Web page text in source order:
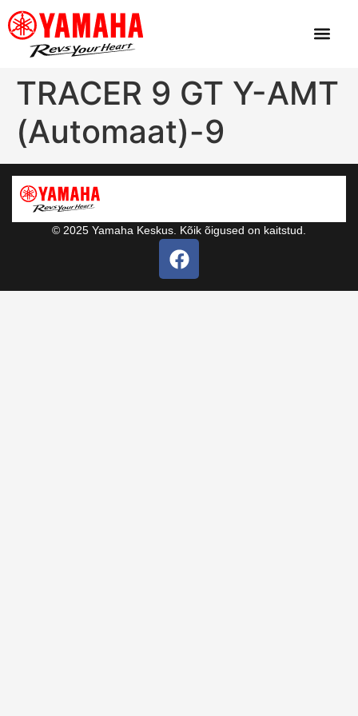
TRACER 9 GT Y-AMT
(Automaat)-9
© 2025 Yamaha Keskus. Kõik õigused on kaitstud.